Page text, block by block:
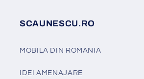
SCAUNESCU.RO
MOBILA DIN ROMANIA
IDEI AMENAJARE